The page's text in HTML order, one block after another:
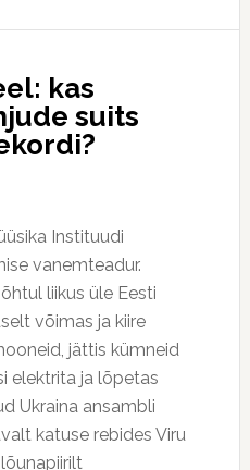
kas
suits
Instituudi
vanemteadur.
liikus üle Eesti
võimas ja kiire
jättis kümneid
elektrita ja lõpetas
Ukraina ansambli
katuse rebides Viru